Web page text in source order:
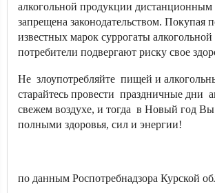
алкогольной продукции дистанционным
запрещена законодательством. Покупая
известных марок суррогаты
потребители подвергают риску свое
Не злоупотребляйте пищей и
старайтесь провести праздничные дни
свежем воздухе, и тогда в Новый год
полными здоровья, сил и энергии!
по данным Роспотребнадзора Курской